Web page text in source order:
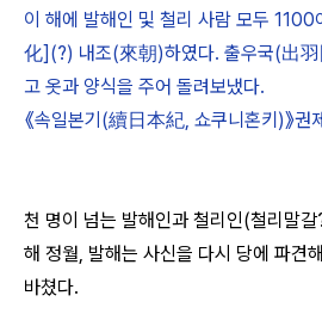
이 해에 발해인 및 철리 사람 모두
化](?) 내조(來朝)하였다. 출우국(出羽
고 옷과 양식을 주어 돌려보냈다.
《속일본기(續日本紀, 쇼쿠니혼키)》
천 명이 넘는 발해인과 철리인(철리말
해 정월, 발해는 사신을 다시 당에 파견
바쳤다.